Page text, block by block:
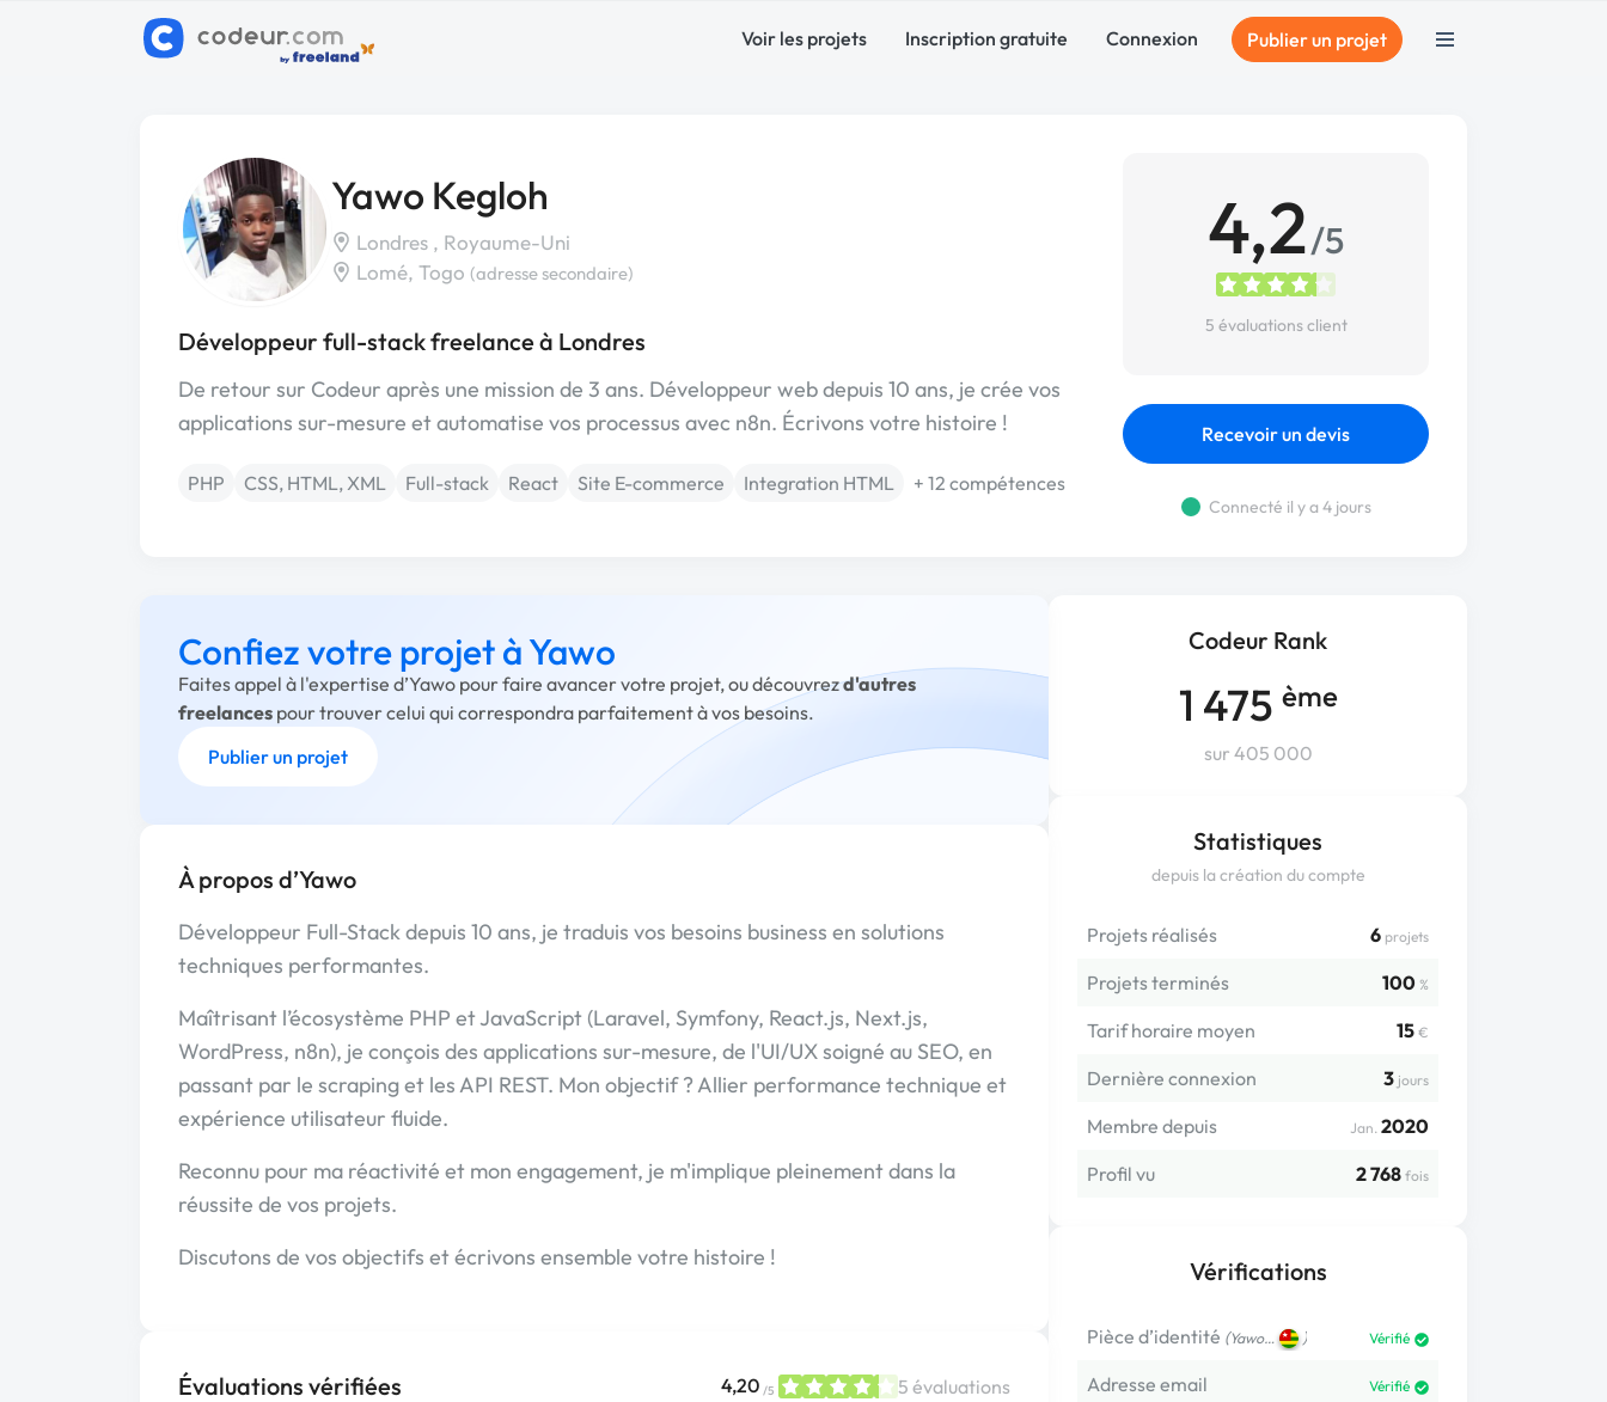
Voir les projets Inscription gratuite Connexion Publier un projet
Yawo Kegloh
Londres , Royaume-Uni
Lomé, Togo (adresse secondaire)
Développeur full-stack freelance à Londres
De retour sur Codeur après une mission de 3 ans. Développeur web depuis 10 ans, je crée vos
applications sur-mesure et automatise vos processus avec n8n. Écrivons votre histoire !
PHP CSS, HTML, XML Full-stack React Site E-commerce Integration HTML + 12 compétences
4,2/5
5 évaluations client
Recevoir un devis
Connecté il y a 4 jours
Codeur Rank
1 475 ème
sur 405 000
Statistiques
depuis la création du compte
Projets réalisés 6 projets
Projets terminés 100 %
Tarif horaire moyen 15 €
Dernière connexion 3 jours
Membre depuis Jan. 2020
Profil vu
2 768 fois
Vérifications
Pièce d’identité (Yawo… ) Vérifié
Adresse email Vérifié
Confiez votre projet à Yawo
Faites appel à l'expertise d’Yawo pour faire avancer votre projet, ou découvrezd'autres
freelances pour trouver celui qui correspondra parfaitement à vos besoins.
Publier un projet
À propos d’Yawo
Développeur Full-Stack depuis 10 ans, je traduis vos besoins business en solutions
techniques performantes.
Maîtrisant l’écosystème PHP et JavaScript (Laravel, Symfony, React.js, Next.js,
WordPress, n8n), je conçois des applications sur-mesure, de l'UI/UX soigné au SEO, en
passant par le scraping et les API REST. Mon objectif ? Allier performance technique et
expérience utilisateur fluide.
Reconnu pour ma réactivité et mon engagement, je m'implique pleinement dans la
réussite de vos projets.
Discutons de vos objectifs et écrivons ensemble votre histoire !
Évaluations vérifiées 4,20 /5 5 évaluations